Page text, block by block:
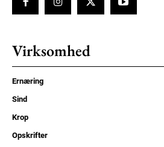
Virksomhed
Ernæring
Sind
Krop
Opskrifter